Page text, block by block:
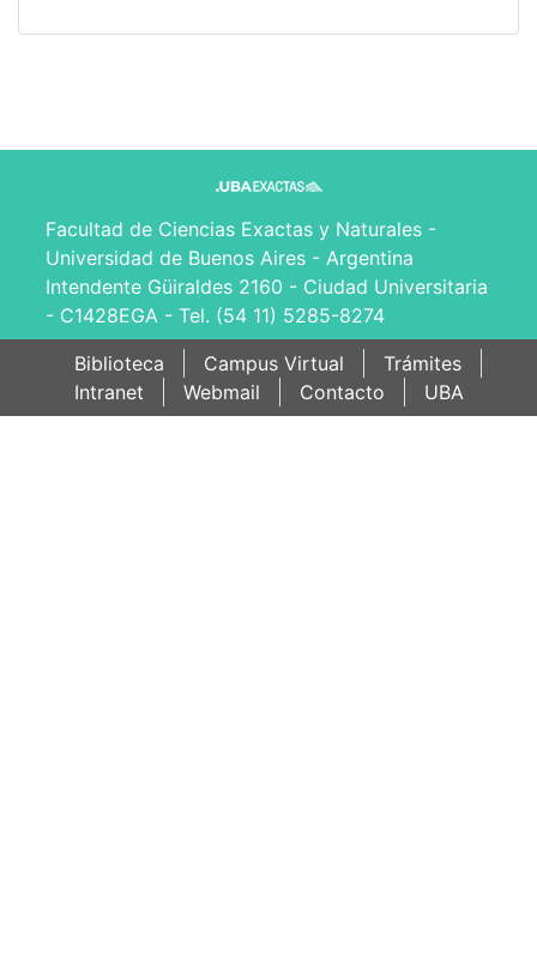
Facultad de Ciencias Exactas y Naturales -
Universidad de Buenos Aires - Argentina
Intendente Güiraldes 2160 - Ciudad Universitaria
- C1428EGA - Tel. (54 11) 5285-8274
Biblioteca
Campus Virtual
Trámites
Intranet
Webmail Contacto UBA